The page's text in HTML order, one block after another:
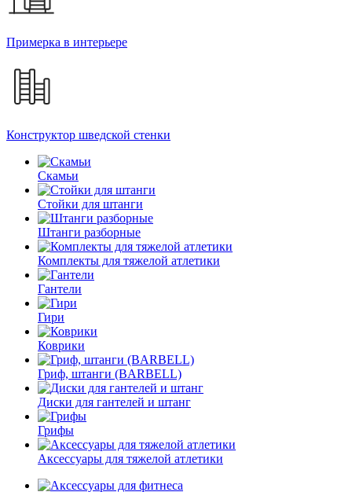
Примерка в интерьере
Конструктор шведской стенки
Скамьи
Стойки для штанги
Штанги разборные
Комплекты для тяжелой атлетики
Гантели
Гири
Коврики
Гриф, штанги (BARBELL)
Диски для гантелей и штанг
Грифы
Аксессуары для тяжелой атлетики